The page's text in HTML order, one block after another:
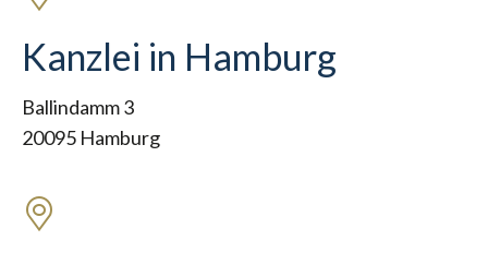
Kanzlei in Hamburg
Ballindamm 3
20095 Hamburg